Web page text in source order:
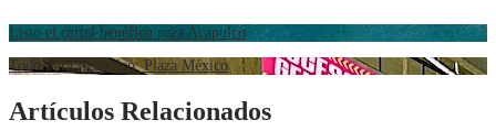
Listo el cartel benéfico para Acapulco
Todo Para Acapulco: Plaza México
Artículos Relacionados